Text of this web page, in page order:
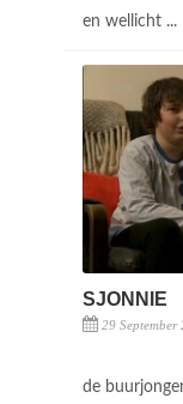
en wellicht ...
SJONNIE
29 September
de